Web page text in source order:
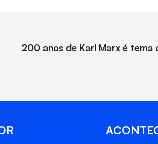
200 anos de Karl Marx é tema